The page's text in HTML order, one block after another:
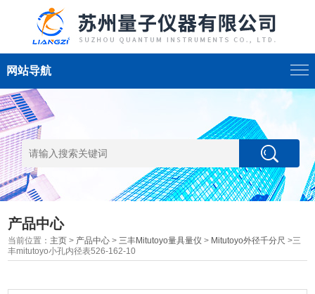
网站导航
产品中心
当前位置： 主页 > 产品中心 >三丰Mitutoyo量具量仪 > Mitutoyo外径千分尺 >三
丰mitutoyo小孔内径表526-162-10